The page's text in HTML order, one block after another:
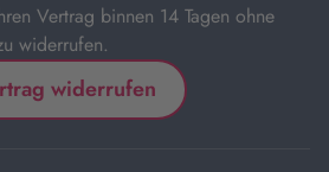
Vertrag binnen 14 Tagen ohne
widerrufen.
widerrufen